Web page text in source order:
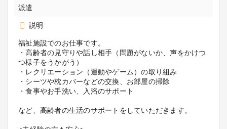
派遣
説明
福祉施設でのお仕事です。
・高齢者の見守りや話し相手（問題がないか、声をかけつ
つ様子をうかがう）
・レクリエーション（運動やゲーム）の取り組み
・シーツや枕カバーなどの交換、お部屋の掃除
・食事やお手洗い、入浴のサポート
など、高齢者の生活のサポートをしていただきます。